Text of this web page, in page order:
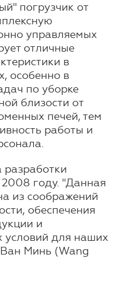
погрузчик от
управляемых
отличные
в
особенно в
по уборке
близости от
печей, тем
работы и
разработки
году. "Данная
из соображений
обеспечения
и
условий для наших
Минь (Wang